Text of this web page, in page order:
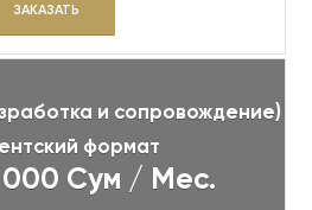
ЗАКАЗАТЬ
и сопровождение)
формат
000 Сум / Мес.